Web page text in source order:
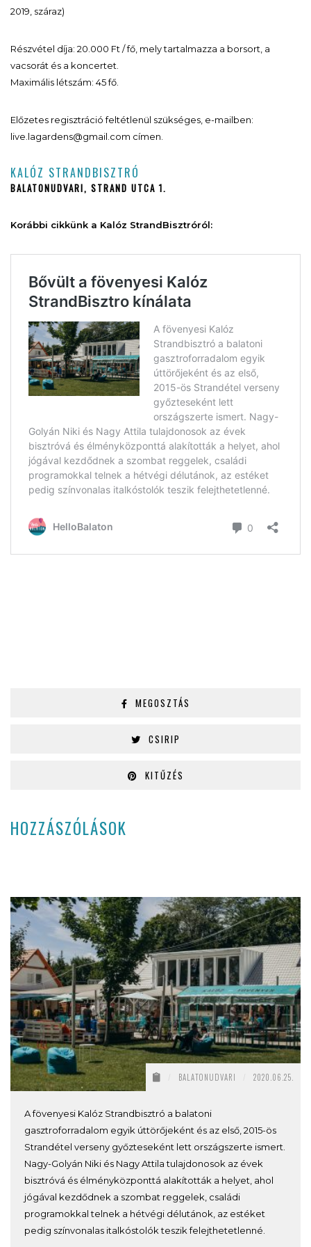
2019, száraz)
Részvétel díja: 20.000 Ft / fő, mely tartalmazza a borsort, a
vacsorát és a koncertet.
Maximális létszám: 45 fő.
Előzetes regisztráció feltétlenül szükséges, e-mailben:
live.lagardens@gmail.com címen.
KALÓZ STRANDBISZTRÓ
BALATONUDVARI, STRAND UTCA 1.
Korábbi cikkünk a Kalóz StrandBisztróról:
MEGOSZTÁS
CSIRIP
KITŰZÉS
HOZZÁSZÓLÁSOK
BALATONUDVARI 2020.06.25.
A fövenyesi Kalóz Strandbisztró a balatoni
gasztroforradalom egyik úttörőjeként és az első, 2015-ös
Strandétel verseny győzteseként lett országszerte ismert.
Nagy-Golyán Niki és Nagy Attila tulajdonosok az évek
bisztróvá és élményközponttá alakították a helyet, ahol
jógával kezdődnek a szombat reggelek, családi
programokkal telnek a hétvégi délutánok, az estéket
pedig színvonalas italkóstolók teszik felejthetetlenné.